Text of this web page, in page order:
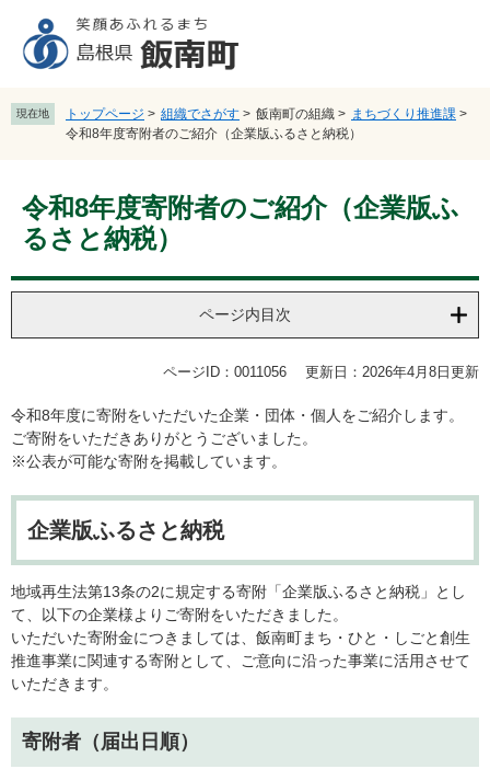
先
頭
を
飛
現在地 トップページ > 組織でさがす > 飯南町の組織 > まちづくり推進課 >
令和8年度寄附者のご紹介（企業版ふるさと納税）
文令和8年度寄附者のご紹介（企業版ふ
るさと納税）
ページ内目次
ページID：0011056 更新日：2026年4月8日更新
令和8年度に寄附をいただいた企業・団体・個人をご紹介します。
ご寄附をいただきありがとうございました。
※公表が可能な寄附を掲載しています。
企業版ふるさと納税
地域再生法第13条の2に規定する寄附「企業版ふるさと納税」とし
て、以下の企業様よりご寄附をいただきました。
いただいた寄附金につきましては、飯南町まち・ひと・しごと創生
推進事業に関連する寄附として、ご意向に沿った事業に活用させて
いただきます。
寄附者（届出日順）